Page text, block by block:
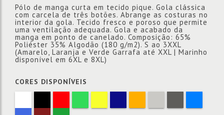
Pólo de manga curta em tecido pique. Gola clássica
com carcela de três botões. Abrange as costuras no
interior da gola. Tecido fresco e poroso que permite
uma ventilação adequada. Gola e acabado da
manga em ponto de canelado. Composição: 65%
Poliéster 35% Algodão (180 g/m2). S ao 3XXL
(Amarelo, Laranja e Verde Garrafa até XXL | Marinho
disponível em 6XL e 8XL)
CORES DISPONÍVEIS